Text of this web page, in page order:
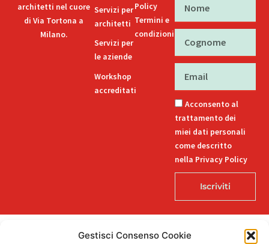
Gestisci Consenso Cookie
architetti nel cuore
di Via Tortona a
Milano.
Servizi per
architetti
Servizi per
le aziende
Workshop
accreditati
Policy
Termini e
condizioni
Acconsento al
trattamento dei
miei dati personali
come descritto
nella Privacy Policy
Iscriviti